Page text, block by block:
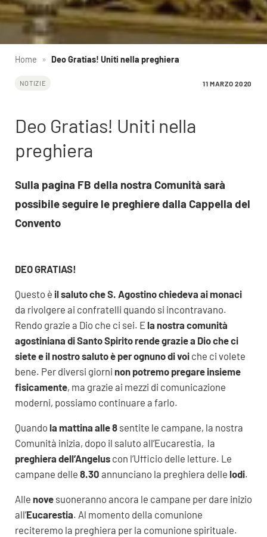
Home » Deo Gratias! Uniti nella preghiera
NOTIZIE 11 MARZO 2020
Deo Gratias! Uniti nella
preghiera
Sulla pagina FB della nostra Comunità sarà
possibile seguire le preghiere dalla Cappella del
Convento
DEO GRATIAS!
Questo è il saluto che S. Agostino chiedeva ai monaci
da rivolgere ai confratelli quando si incontravano.
Rendo grazie a Dio che ci sei. E la nostra comunità
agostiniana di Santo Spirito rende grazie a Dio che ci
siete e il nostro saluto è per ognuno di voiche ci volete
bene. Per diversi giorni non potremo pregare insieme
fisicamente, ma grazie ai mezzi di comunicazione
moderni, possiamo continuare a farlo.
Quando la mattina alle 8sentite le campane, la nostra
Comunità inizia, dopo il saluto all’Eucarestia, la
preghiera dell’Angeluscon l’Ufficio delle letture. Le
campane delle 8.30 annunciano la preghiera delle lodi.
Alle novesuoneranno ancora le campane per dare inizio
all’Eucarestia. Al momento della comunione
reciteremo la preghiera per la comunione spirituale.